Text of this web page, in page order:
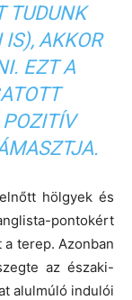
TUDUNK
AKKOR
EZT A
hölgyek és
pontokért
terep. Azonban
az északi-
alulmúló indulói